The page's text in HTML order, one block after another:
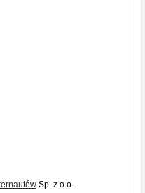
Sp. z o.o.